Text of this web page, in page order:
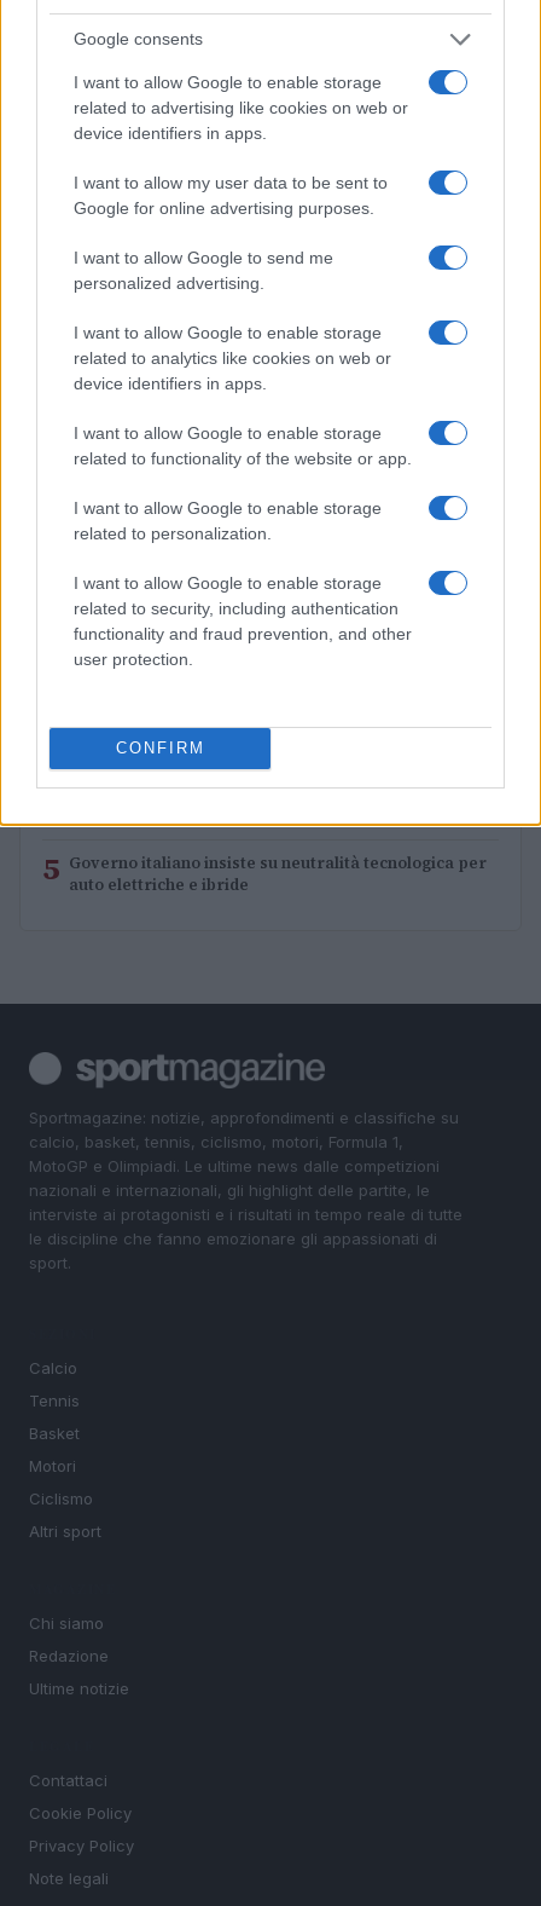
Google consents
I want to allow Google to enable storage
related to advertising like cookies on web or
device identifiers in apps.
I want to allow my user data to be sent to
Google for online advertising purposes.
I want to allow Google to send me
personalized advertising.
I want to allow Google to enable storage
related to analytics like cookies on web or
device identifiers in apps.
I want to allow Google to enable storage
related to functionality of the website or app.
I want to allow Google to enable storage
related to personalization.
I want to allow Google to enable storage
related to security, including authentication
functionality and fraud prevention, and other
user protection.
CONFIRM
NOTIZIE
Nuova Zelanda: ondata di freddo eccezionale porta
Francesca Lombardi · 4 Ago 2026
PIÙ LETTI
XPENG Partner del Teatro del Silenzio 2026: Veicoli
Elettrici e Musica in Sinfonia
Rilancio degli impianti sciistici in Val Vigezzo, Val
3 Scoperte carcasse di moto e motori in container
destinati al Senegal
4 Nuova Zelanda: ondata di freddo eccezionale porta
5 Governo italiano insiste su neutralità tecnologica per
auto elettriche e ibride
Sportmagazine: notizie, approfondimenti e classifiche su
calcio, basket, tennis, ciclismo, motori, Formula 1,
MotoGP e Olimpiadi. Le ultime news dalle competizioni
nazionali e internazionali, gli highlight delle partite, le
interviste ai protagonisti e i risultati in tempo reale di tutte
le discipline che fanno emozionare gli appassionati di
sport.
Calcio
Tennis
Basket
Motori
Ciclismo
Altri sport
Chi siamo
Redazione
Ultime notizie
Contattaci
Cookie Policy
Privacy Policy
Note legali